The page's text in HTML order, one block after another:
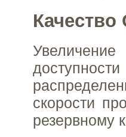
скорости
резервному